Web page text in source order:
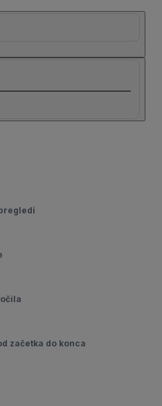
začetka do konca